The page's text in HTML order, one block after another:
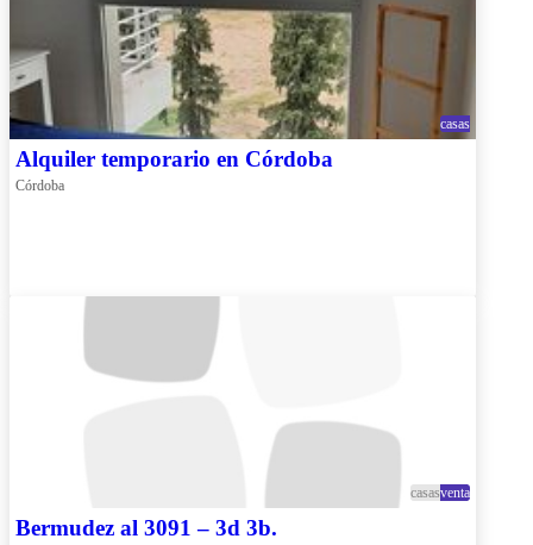
casas
Alquiler temporario en Córdoba
Córdoba
casasventa
Bermudez al 3091 – 3d 3b.